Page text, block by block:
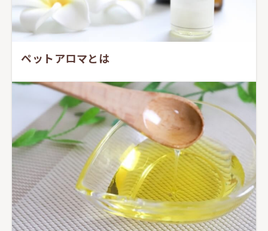
ペットアロマとは